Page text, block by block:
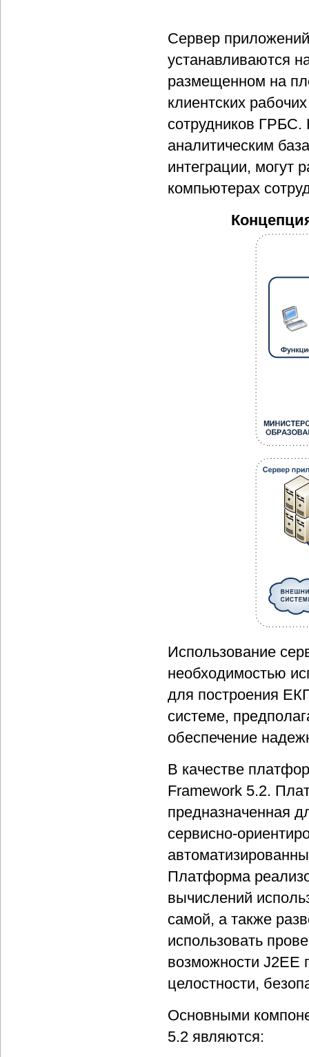
Сервер
устанавливаются
размещенном на
клиентских
сотрудников
аналитическим
интеграции, могут
компьютерах
Использование
необходимостью
для построения
системе,
обеспечение
В качестве
Framework 5.2.
предназначенная
сервисно-
Платформа
вычислений
самой, а также
использовать
возможности J2EE
целостности,
Основными
5.2 являются: